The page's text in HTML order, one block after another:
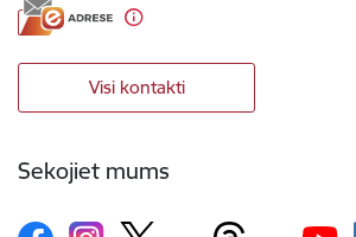
Visi kontakti
Sekojiet mums